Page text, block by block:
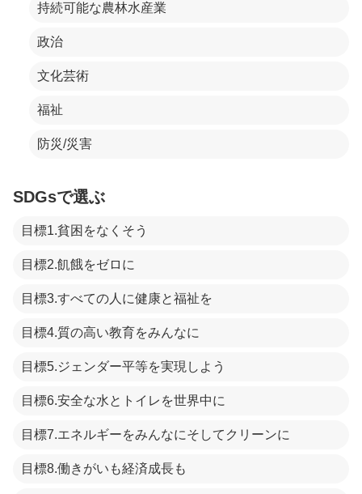
持続可能な農林水産業
政治
文化芸術
福祉
防災/災害
SDGsで選ぶ
目標1.貧困をなくそう
目標2.飢餓をゼロに
目標3.すべての人に健康と福祉を
目標4.質の高い教育をみんなに
目標5.ジェンダー平等を実現しよう
目標6.安全な水とトイレを世界中に
目標7.エネルギーをみんなにそしてクリーンに
目標8.働きがいも経済成長も